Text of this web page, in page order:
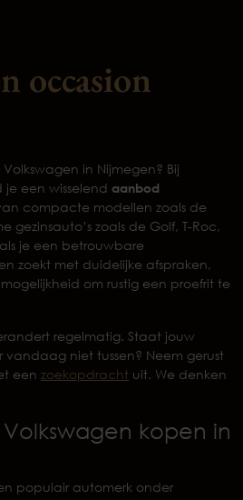
occasion
in Nijmegen? Bij
een wisselend aanbod
compacte modellen zoals de
gezinsauto’s zoals de Golf, T-Roc,
je een betrouwbare
zoekt met duidelijke afspraken,
om rustig een proefrit te
regelmatig. Staat jouw
vandaag niet tussen? Neem gerust
een zoekopdracht uit. We denken
kopen in
populair automerk onder